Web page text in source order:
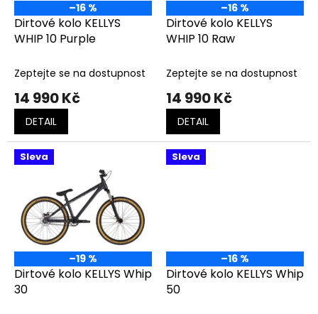
d
u
–16 %
Dirtové kolo KELLYS
WHIP 10 Purple
Zeptejte se na dostupnost
14 990 Kč
DETAIL
–16 %
Dirtové kolo KELLYS
WHIP 10 Raw
Zeptejte se na dostupnost
14 990 Kč
DETAIL
Sleva
–19 %
Dirtové kolo KELLYS Whip
30
Sleva
–16 %
Dirtové kolo KELLYS Whip
50